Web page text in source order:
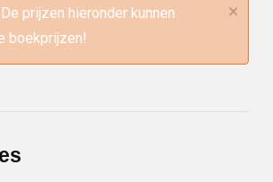
prijzen hieronder kunnen
boekprijzen!
×